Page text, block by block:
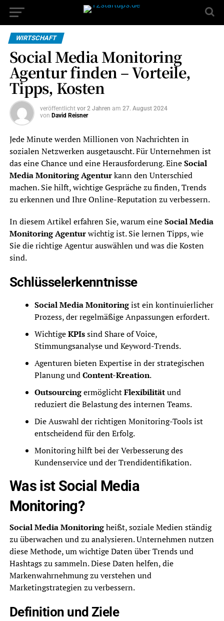
WIRTSCHAFT
Social Media Monitoring
Agentur finden – Vorteile,
Tipps, Kosten
veröffentlicht vor 2 Jahren am 27. August 2024
von David Reisner
Jede Minute werden Millionen von Nachrichten in
sozialen Netzwerken ausgetauscht. Für Unternehmen ist
das eine Chance und eine Herausforderung. EineSocial
Media Monitoring Agenturkann den Unterschied
machen. Sie hilft, wichtige Gespräche zu finden, Trends
zu erkennen und Ihre Online-Reputation zu verbessern.
In diesem Artikel erfahren Sie, warum eineSocial Media
Monitoring Agenturwichtig ist. Sie lernen Tipps, wie
Sie die richtige Agentur auswählen und was die Kosten
sind.
Schlüsselerkenntnisse
Social Media Monitoringist ein kontinuierlicher
Prozess, der regelmäßige Anpassungen erfordert.
WichtigeKPIssind Share of Voice,
Stimmungsanalyse und Keyword-Trends.
Agenturen bieten Expertise in der strategischen
Planung undContent-Kreation.
OutsourcingermöglichtFlexibilitätund
reduziert die Belastung des internen Teams.
Die Auswahl der richtigen Monitoring-Tools ist
entscheidend für den Erfolg.
Monitoring hilft bei der Verbesserung des
Kundenservice und der Trendidentifikation.
Was ist Social Media
Monitoring?
Social Media Monitoringheißt, soziale Medien ständig
zu überwachen und zu analysieren. Unternehmen nutzen
diese Methode, um wichtige Daten über Trends und
Hashtags zu sammeln. Diese Daten helfen, die
Markenwahrnehmung zu verstehen und
Marketingstrategien zu verbessern.
Definition und Ziele